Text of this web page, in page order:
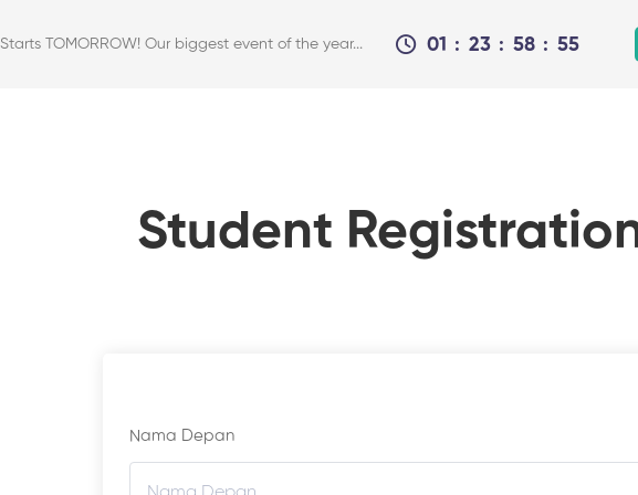
Starts TOMORROW! Our biggest event of the year... 01 23 58 55
Student
Nama Depan